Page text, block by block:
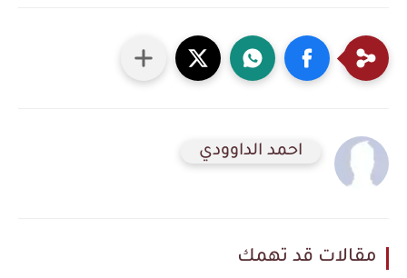
احمد الداوودي
مقالات قد تهمك